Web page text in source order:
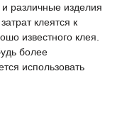
различные изделия
клеятся к
известного клея.
более
использовать